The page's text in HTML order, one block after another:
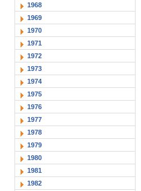
1968
1969
1970
1971
1972
1973
1974
1975
1976
1977
1978
1979
1980
1981
1982